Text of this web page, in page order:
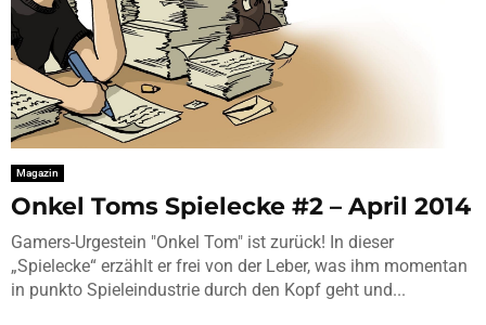
Magazin
Onkel Toms Spielecke #2 – April 2014
Gamers-Urgestein "Onkel Tom" ist zurück! In dieser
„Spielecke“ erzählt er frei von der Leber, was ihm momentan
in punkto Spieleindustrie durch den Kopf geht und...